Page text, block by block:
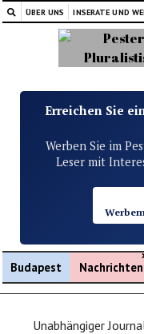
ÜBER UNS INSERATE UND
Erreichen Sie
Werben Sie im
Leser mit
Budapest Nachrichten
Unabhängiger